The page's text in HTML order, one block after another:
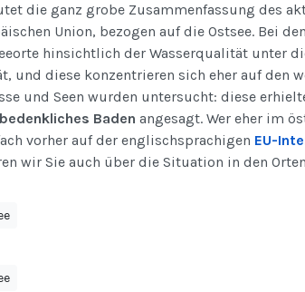
die ganz grobe Zusammenfassung des
Union, bezogen auf die Ostsee. Bei
hinsichtlich der Wasserqualität unter
und diese konzentrieren sich eher auf den
und Seen wurden untersucht: diese
Baden angesagt. Wer eher im
vorher auf der englischsprachigen EU-
wir Sie auch über die Situation in den